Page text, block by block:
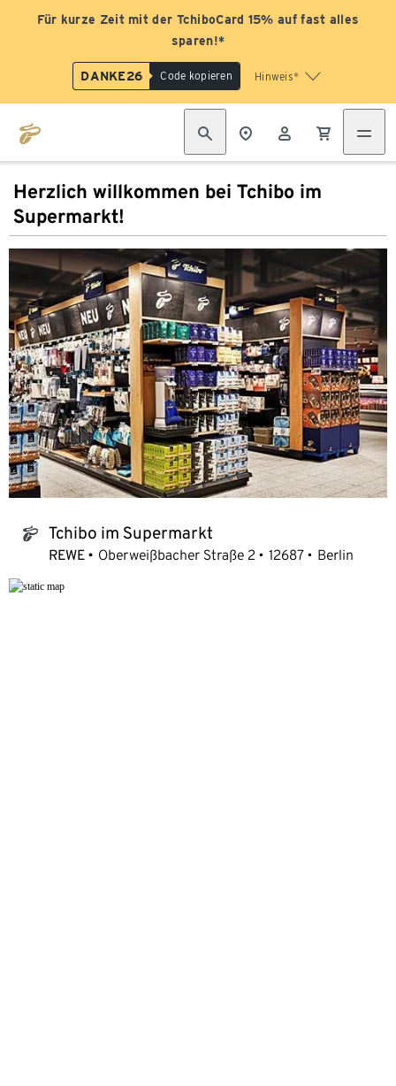
Für kurze Zeit mit der TchiboCard 15% auf fast alles
sparen!*
DANKE26 Code kopieren Hinweis*
Herzlich willkommen bei Tchibo im
Supermarkt!
tchibo_logo Tchibo im Supermarkt
REWE Oberweißbacher Straße 2 12687 Berlin